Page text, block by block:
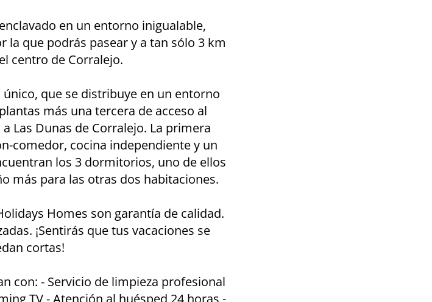
en un entorno inigualable,
la que podrás pasear y a tan sólo 3 km
centro de Corralejo.
que se distribuye en un entorno
más una tercera de acceso al
Las Dunas de Corralejo. La primera
comedor, cocina independiente y un
los 3 dormitorios, uno de ellos
más para las otras dos habitaciones.
Homes son garantía de calidad.
¡Sentirás que tus vacaciones se
cortas!
con: ⁃ Servicio de limpieza profesional
TV ⁃ Atención al huésped 24 horas -